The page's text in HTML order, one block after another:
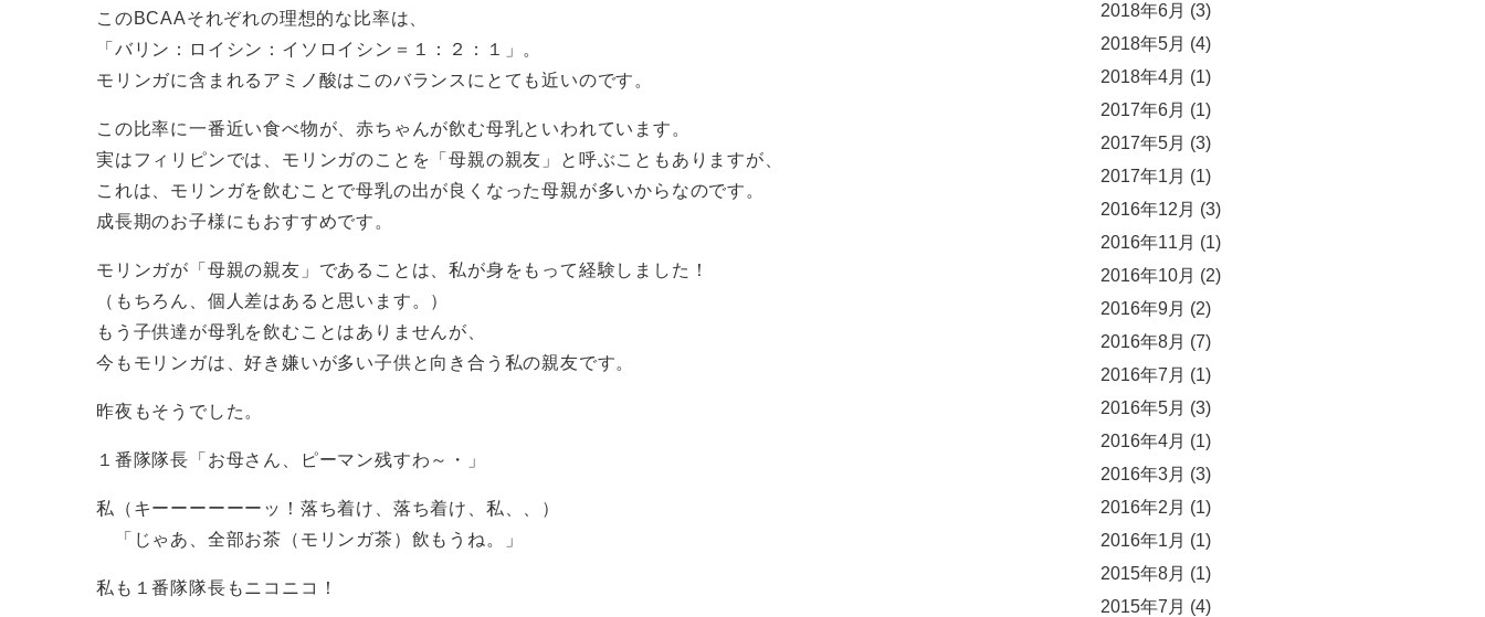
このBCAAそれぞれの理想的な比率は、
「バリン：ロイシン：イソロイシン＝１：２：１」。
モリンガに含まれるアミノ酸はこのバランスにとても近いのです。
この比率に一番近い食べ物が、赤ちゃんが飲む母乳といわれています。
実はフィリピンでは、モリンガのことを「母親の親友」と呼ぶこともありますが、
これは、モリンガを飲むことで母乳の出が良くなった母親が多いからなのです。
成長期のお子様にもおすすめです。
モリンガが「母親の親友」であることは、私が身をもって経験しました！
（もちろん、個人差はあると思います。）
もう子供達が母乳を飲むことはありませんが、
今もモリンガは、好き嫌いが多い子供と向き合う私の親友です。
昨夜もそうでした。
１番隊隊長「お母さん、ピーマン残すわ～・」
私（キーーーーーーッ！落ち着け、落ち着け、私、、）
「じゃあ、全部お茶（モリンガ茶）飲もうね。」
私も１番隊隊長もニコニコ！
2018年6月 (3)
2018年5月 (4)
2018年4月 (1)
2017年6月 (1)
2017年5月 (3)
2017年1月 (1)
2016年12月 (3)
2016年11月 (1)
2016年10月 (2)
2016年9月 (2)
2016年8月 (7)
2016年7月 (1)
2016年5月 (3)
2016年4月 (1)
2016年3月 (3)
2016年2月 (1)
2016年1月 (1)
2015年8月 (1)
2015年7月 (4)